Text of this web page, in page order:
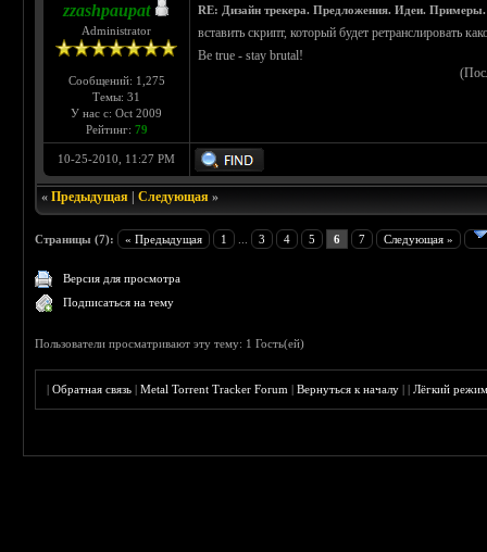
zzashpaupat
Administrator
Сообщений: 1,275
Темы: 31
У нас с: Oct 2009
Рейтинг: 79
RE: Дизайн трекера. Предложения. Идеи. Примеры.
вставить скрипт, который будет ретранслировать
Be true - stay brutal!
10-25-2010, 11:27 PM
«Предыдущая |Следующая »
Страницы (7): « Предыдущая 1 3 4 5 6 7 Следующая »
Версия для просмотра
Подписаться на тему
Пользователи просматривают эту тему: 1 Гость(ей)
|Обратная связь |Metal Torrent Tracker Forum |Вернуться к началу ||Лёгкий